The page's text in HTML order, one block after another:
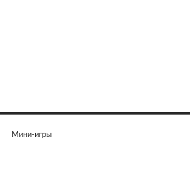
Мини-игры